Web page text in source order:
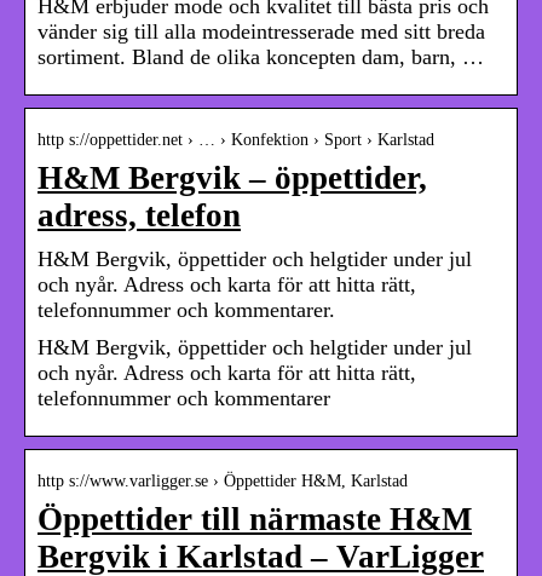
H&M erbjuder mode och kvalitet till bästa pris och
vänder sig till alla modeintresserade med sitt breda
sortiment. Bland de olika koncepten dam, barn, …
http s://oppettider.net › … › Konfektion › Sport › Karlstad
H&M Bergvik – öppettider,
adress, telefon
H&M Bergvik, öppettider och helgtider under jul
och nyår. Adress och karta för att hitta rätt,
telefonnummer och kommentarer.
H&M Bergvik, öppettider och helgtider under jul
och nyår. Adress och karta för att hitta rätt,
telefonnummer och kommentarer
http s://www.varligger.se › Öppettider H&M, Karlstad
Öppettider till närmaste H&M
Bergvik i Karlstad – VarLigger